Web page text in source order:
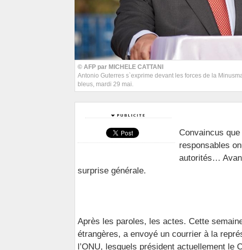
© AFP par MICHELE CATTANI
Antonio Guterres s`exprime devant les forces de la
bleus, mardi 29 mai.
Convaincus
responsables
autorités…
surprise générale.
Après les paroles, les actes. Cette
étrangères, a envoyé un courrier à la
l’ONU, lesquels président actuellement le